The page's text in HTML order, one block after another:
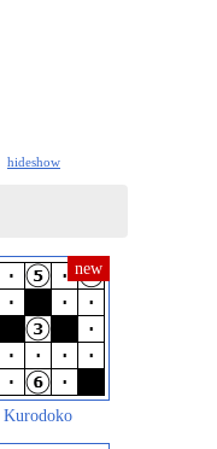
hideshow
Kurodoko